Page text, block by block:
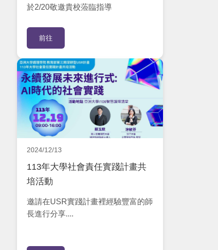
於2/20敬邀貴校蒞臨指導
前往
2024/12/13
113年大學社會責任實踐計畫共
培活動
邀請在USR實踐計畫裡經驗豐富的師
長進行分享....